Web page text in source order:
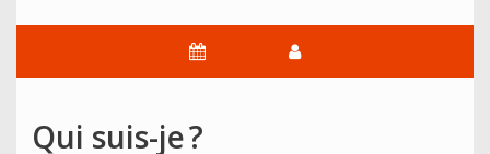
Qui suis-je ?